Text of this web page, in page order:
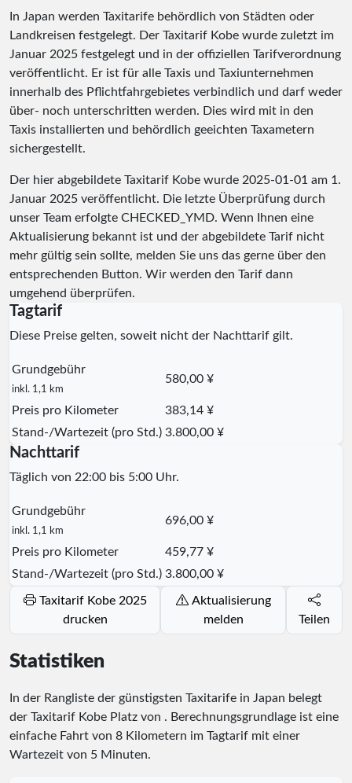
In Japan werden Taxitarife behördlich von Städten oder
Landkreisen festgelegt. Der Taxitarif Kobe wurde zuletzt im
Januar 2025 festgelegt und in der offiziellen Tarifverordnung
veröffentlicht. Er ist für alle Taxis und Taxiunternehmen
innerhalb des Pflichtfahrgebietes verbindlich und darf weder
über- noch unterschritten werden. Dies wird mit in den
Taxis installierten und behördlich geeichten Taxametern
sichergestellt.
Der hier abgebildete Taxitarif Kobe wurde 2025-01-01 am 1.
Januar 2025 veröffentlicht. Die letzte Überprüfung durch
unser Team erfolgte CHECKED_YMD. Wenn Ihnen eine
Aktualisierung bekannt ist und der abgebildete Tarif nicht
mehr gültig sein sollte, melden Sie uns das gerne über den
entsprechenden Button. Wir werden den Tarif dann
umgehend überprüfen.
Tagtarif
Diese Preise gelten, soweit nicht der Nachttarif gilt.
Grundgebühr
inkl. 1,1 km
580,00 ¥
Preis pro Kilometer
383,14 ¥
Stand-/Wartezeit (pro Std.) 3.800,00 ¥
Nachttarif
Täglich von 22:00 bis 5:00 Uhr.
Grundgebühr
inkl. 1,1 km
696,00 ¥
Preis pro Kilometer
459,77 ¥
Stand-/Wartezeit (pro Std.) 3.800,00 ¥
Taxitarif Kobe 2025
drucken
Aktualisierung
melden
Teilen
Statistiken
In der Rangliste der günstigsten Taxitarife in Japan belegt
der Taxitarif Kobe Platz von . Berechnungsgrundlage ist eine
einfache Fahrt von 8 Kilometern im Tagtarif mit einer
Wartezeit von 5 Minuten.